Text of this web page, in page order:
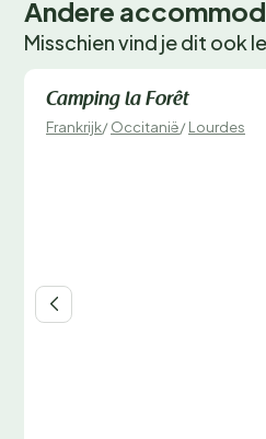
Andere
Misschien vind je dit ook
Direct te boeken
Camping la Forêt
Frankrijk/Occitanië/Lourdes